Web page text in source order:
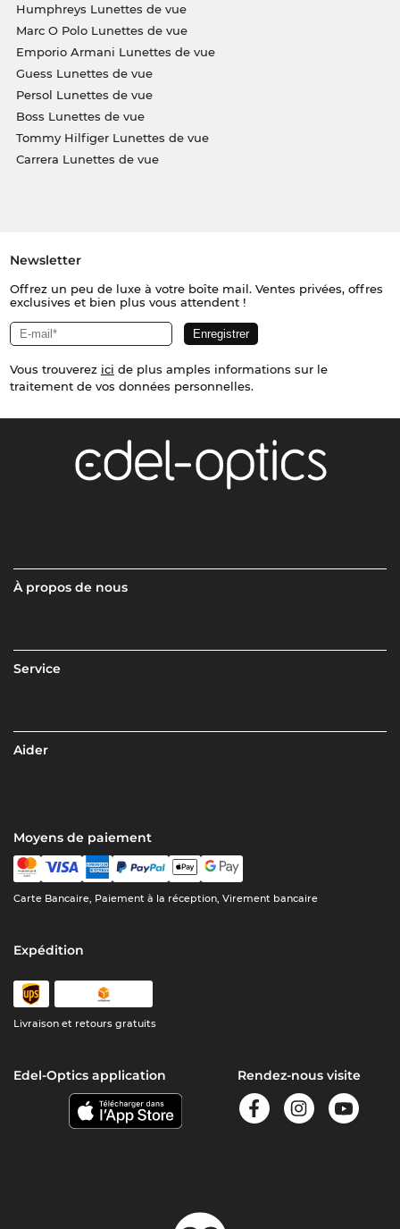
Humphreys Lunettes de vue
Marc O Polo Lunettes de vue
Emporio Armani Lunettes de vue
Guess Lunettes de vue
Persol Lunettes de vue
Boss Lunettes de vue
Tommy Hilfiger Lunettes de vue
Carrera Lunettes de vue
Newsletter
Offrez un peu de luxe à votre boîte mail. Ventes privées, offres
exclusives et bien plus vous attendent !
Vous trouverez ici de plus amples informations sur le
traitement de vos données personnelles.
À propos de nous
Service
Aider
Moyens de paiement
Carte Bancaire, Paiement à la réception, Virement bancaire
Expédition
Livraison et retours gratuits
Edel-Optics application Rendez-nous visite